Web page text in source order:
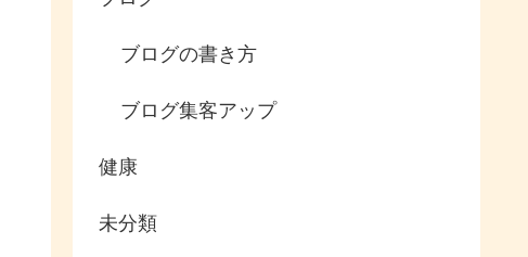
ブログの書き方
ブログ集客アップ
健康
未分類